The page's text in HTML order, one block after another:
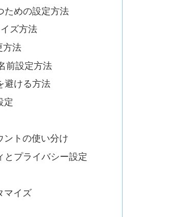
ための設定方法
ズ方法
方法
前設定方法
避ける方法
定
ントの使い分け
とプライバシー設定
マイズ